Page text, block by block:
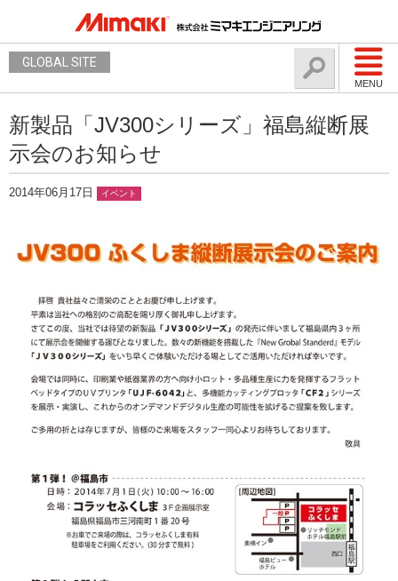
MENU
GLOBAL SITE
新製品「JV300シリーズ」福島縦断展
示会のお知らせ
2014年06月17日 イベント